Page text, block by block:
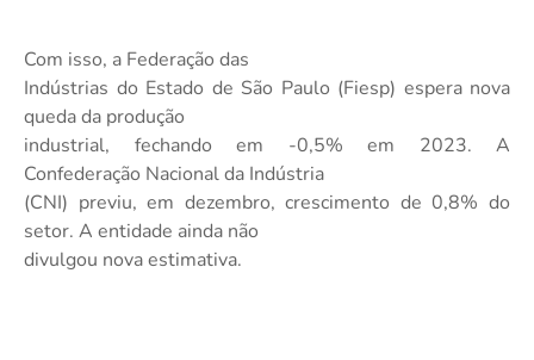
Com isso, a Federação das
Indústrias do Estado de São Paulo (Fiesp) espera nova
queda da produção
industrial, fechando em -0,5% em 2023. A
Confederação Nacional da Indústria
(CNI) previu, em dezembro, crescimento de 0,8% do
setor. A entidade ainda não
divulgou nova estimativa.